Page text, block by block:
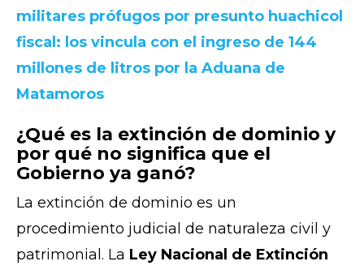
militares prófugos por presunto huachicol
fiscal: los vincula con el ingreso de 144
millones de litros por la Aduana de
Matamoros
¿Qué es la extinción de dominio y
por qué no significa que el
Gobierno ya ganó?
La extinción de dominio es un
procedimiento judicial de naturaleza civil y
patrimonial. La Ley Nacional de Extinción